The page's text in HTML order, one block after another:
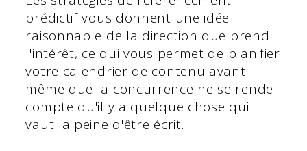
prédictif vous donnent une idée
raisonnable de la direction que prend
l'intérêt, ce qui vous permet de planifier
votre calendrier de contenu avant
même que la concurrence ne se rende
compte qu'il y a quelque chose qui
vaut la peine d'être écrit.